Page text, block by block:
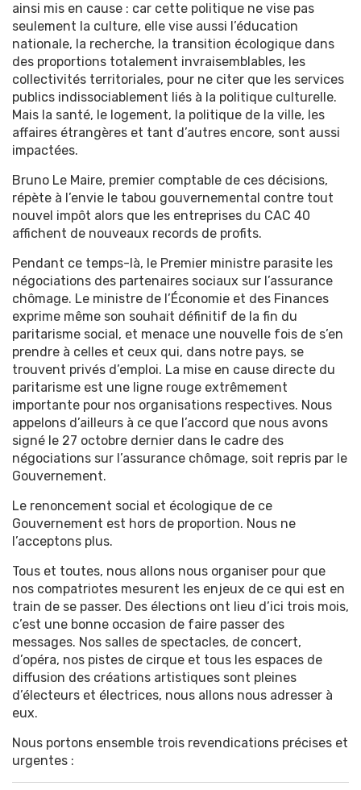
ainsi mis en cause : car cette politique ne vise pas
seulement la culture, elle vise aussi l’éducation
nationale, la recherche, la transition écologique dans
des proportions totalement invraisemblables, les
collectivités territoriales, pour ne citer que les services
publics indissociablement liés à la politique culturelle.
Mais la santé, le logement, la politique de la ville, les
affaires étrangères et tant d’autres encore, sont aussi
impactées.
Bruno Le Maire, premier comptable de ces décisions,
répète à l’envie le tabou gouvernemental contre tout
nouvel impôt alors que les entreprises du CAC 40
affichent de nouveaux records de profits.
Pendant ce temps-là, le Premier ministre parasite les
négociations des partenaires sociaux sur l’assurance
chômage. Le ministre de l’Économie et des Finances
exprime même son souhait définitif de la fin du
paritarisme social, et menace une nouvelle fois de s’en
prendre à celles et ceux qui, dans notre pays, se
trouvent privés d’emploi. La mise en cause directe du
paritarisme est une ligne rouge extrêmement
importante pour nos organisations respectives. Nous
appelons d’ailleurs à ce que l’accord que nous avons
signé le 27 octobre dernier dans le cadre des
négociations sur l’assurance chômage, soit repris par le
Gouvernement.
Le renoncement social et écologique de ce
Gouvernement est hors de proportion. Nous ne
l’acceptons plus.
Tous et toutes, nous allons nous organiser pour que
nos compatriotes mesurent les enjeux de ce qui est en
train de se passer. Des élections ont lieu d’ici trois mois,
c’est une bonne occasion de faire passer des
messages. Nos salles de spectacles, de concert,
d’opéra, nos pistes de cirque et tous les espaces de
diffusion des créations artistiques sont pleines
d’électeurs et électrices, nous allons nous adresser à
eux.
Nous portons ensemble trois revendications précises et
urgentes :